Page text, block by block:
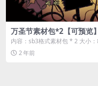
万圣节素材包*2【可预览】
内容：sb3格式素材包 * 2 大小
地下载 游客购买后...
2 年前